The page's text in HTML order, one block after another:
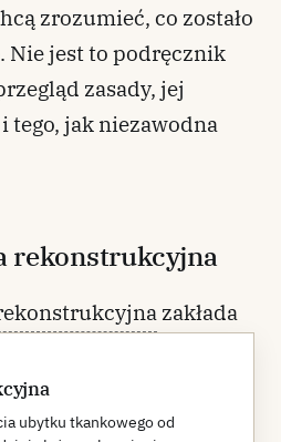
zrozumieć, co zostało
Nie jest to podręcznik
zasady, jej
tego, jak niezawodna
rekonstrukcyjna
ubytku tkankowego od
zakłada
metody
gojenia samoistnego,
przeszczep